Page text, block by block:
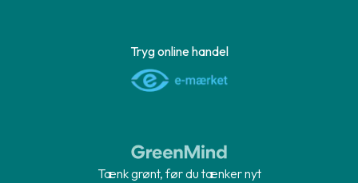
Tryg online handel
Tænk grønt, før du tænker nyt